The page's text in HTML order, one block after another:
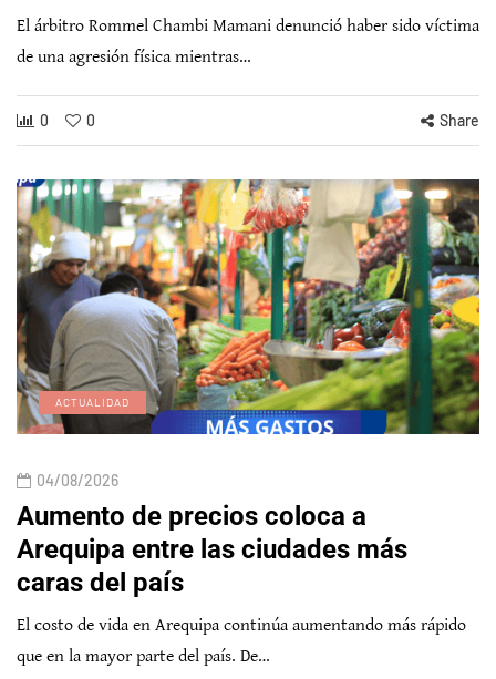
El árbitro Rommel Chambi Mamani denunció haber sido víctima
de una agresión física mientras…
0 0 Share
ACTUALIDAD
04/08/2026
Aumento de precios coloca a
Arequipa entre las ciudades más
caras del país
El costo de vida en Arequipa continúa aumentando más rápido
que en la mayor parte del país. De…